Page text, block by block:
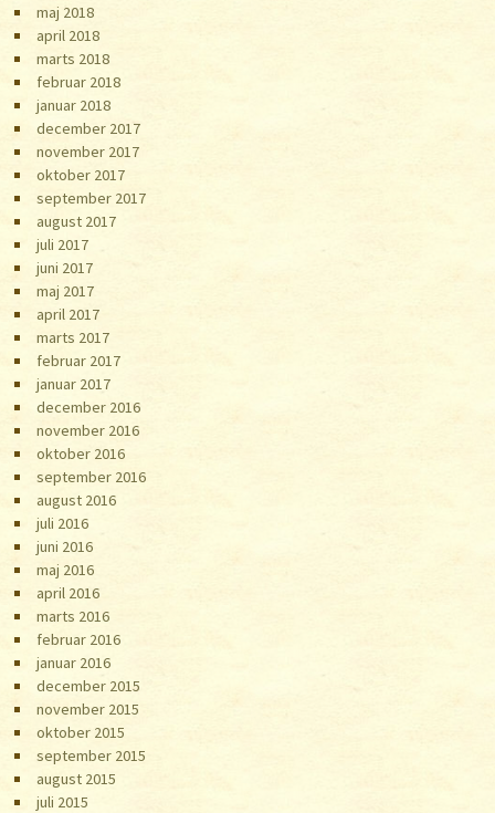
maj 2018
april 2018
marts 2018
februar 2018
januar 2018
december 2017
november 2017
oktober 2017
september 2017
august 2017
juli 2017
juni 2017
maj 2017
april 2017
marts 2017
februar 2017
januar 2017
december 2016
november 2016
oktober 2016
september 2016
august 2016
juli 2016
juni 2016
maj 2016
april 2016
marts 2016
februar 2016
januar 2016
december 2015
november 2015
oktober 2015
september 2015
august 2015
juli 2015